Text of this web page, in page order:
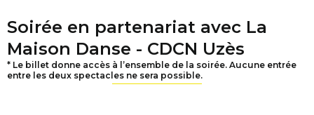
Soirée en partenariat avec La
Maison Danse - CDCN Uzès
* Le billet donne accès à l’ensemble de la soirée. Aucune entrée
entre les deux spectacles ne sera possible.